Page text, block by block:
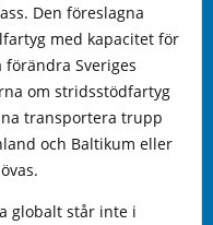
Den föreslagna
med kapacitet för
Sveriges
om stridsstödfartyg
transportera trupp
och Baltikum eller
globalt står inte i